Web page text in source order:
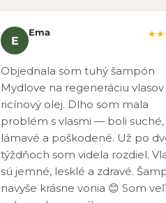
E
Ema
Objednala som tuhý šampón
Mydlove na regeneráciu vlasov
ricínový olej. Dlho som mala
problém s vlasmi — boli suché,
lámavé a poškodené. Už po
týždňoch som videla rozdiel.
sú jemné, lesklé a zdravé.
navyše krásne vonia 😊 Som